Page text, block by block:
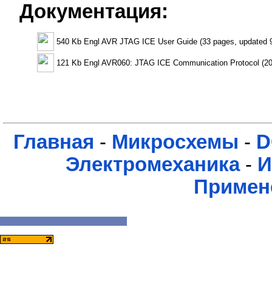
Документация:
540 Kb Engl AVR JTAG ICE User Guide (33 pages, updated
121 Kb Engl AVR060: JTAG ICE Communication Protocol
Главная - Микросхемы -
Электромеханика-